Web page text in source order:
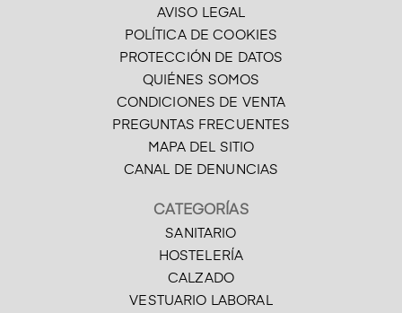
AVISO LEGAL
POLÍTICA DE COOKIES
PROTECCIÓN DE DATOS
QUIÉNES SOMOS
CONDICIONES DE VENTA
PREGUNTAS FRECUENTES
MAPA DEL SITIO
CANAL DE DENUNCIAS
CATEGORÍAS
SANITARIO
HOSTELERÍA
CALZADO
VESTUARIO LABORAL